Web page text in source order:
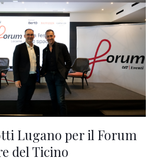
Lugano per il Forum
del Ticino